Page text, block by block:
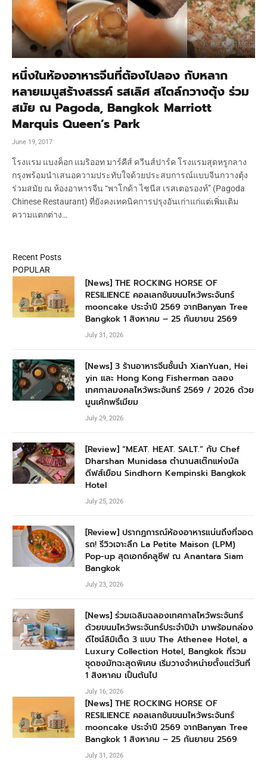
หนึ่งในห้องอาหารจีนที่ต้องไปลอง กับหลาก
หลายเมนูสร้างสรรค์ รสเลิศ สไตล์กวางตุ้ง ร่วม
สมัย ณ Pagoda, Bangkok Marriott
Marquis Queen’s Park
June 19, 2017
โรงแรม แบงค็อก แมริออท มาร์คีส์ ควีนส์ปาร์ค โรงแรมสุดหรูกลาง
กรุงพร้อมนำเสนอความประทับใจด้วยประสบการณ์แบบจีนกวางตุ้ง
ร่วมสมัย ณ ห้องอาหารจีน “พาโกด้า ไชนีส เรสเตอรองท์” (Pagoda
Chinese Restaurant) ที่ยังคงเทคนิคการปรุงอันเก่าแก่แต่เพิ่มเติม
ความแตกต่าง…
Recent Posts
POPULAR
[News] THE ROCKING HORSE OF
RESILIENCE คอลเลกชันขนมไหว้พระจันทร์
mooncake ประจำปี 2569 จากBanyan Tree
Bangkok 1 สิงหาคม – 25 กันยายน 2569
July 31, 2026
[News] 3 ร้านอาหารจีนชั้นนำ XianYuan, Hei
yin และ Hong Kong Fisherman ฉลอง
เทศกาลมงคลไหว้พระจันทร์ 2569 / 2026 ด้วย
มูนเค้กพรีเมียม
July 29, 2026
[Review] “MEAT. HEAT. SALT.” กับ Chef
Dharshan Munidasa ตำนานสเต๊กแห่งมัล
ดีฟส์เยือน Sindhorn Kempinski Bangkok
Hotel
July 25, 2026
[Review] ปรากฏการณ์ห้องอาหารแน่นถึงที่จอด
รถ! รีวิวเจาะลึก La Petite Maison (LPM)
Pop-up สุดเอกซ์คลูซีฟ ณ Anantara Siam
Bangkok
July 23, 2026
[News] ร่วมเฉลิมฉลองเทศกาลไหว้พระจันทร์
ด้วยขนมไหว้พระจันทร์ประจำปีม้า มาพร้อมกล่อง
ดีไซน์ลิมิเต็ด 3 แบบ The Athenee Hotel, a
Luxury Collection Hotel, Bangkok ที่รวม
ชุดชงมัทฉะสุดพิเศษ เริ่มวางจำหน่ายตั้งแต่วันที่
1 สิงหาคม เป็นต้นไป
July 16, 2026
[News] THE ROCKING HORSE OF
RESILIENCE คอลเลกชันขนมไหว้พระจันทร์
mooncake ประจำปี 2569 จากBanyan Tree
Bangkok 1 สิงหาคม – 25 กันยายน 2569
July 31, 2026